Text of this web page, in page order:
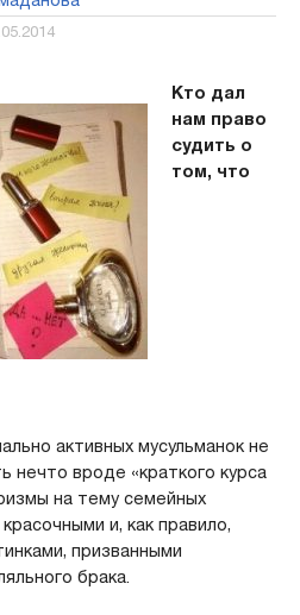
Кто дал
нам право
судить о
том, что
активных мусульманок не
нечто вроде «краткого курса
на тему семейных
и, как правило,
призванными
брака.